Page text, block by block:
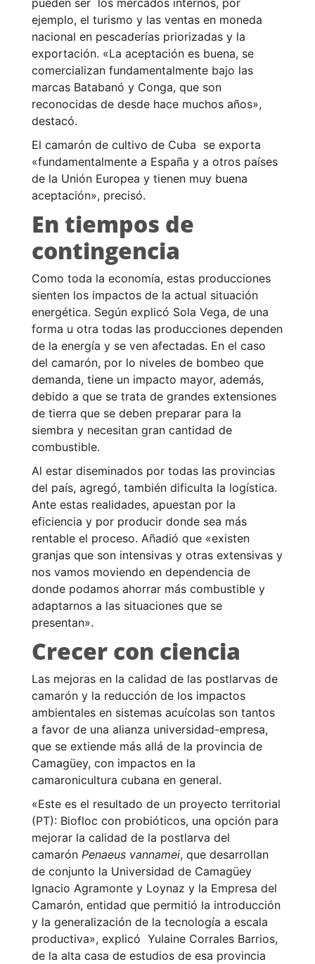
pueden ser los mercados internos, por
ejemplo, el turismo y las ventas en moneda
nacional en pescaderías priorizadas y la
exportación. «La aceptación es buena, se
comercializan fundamentalmente bajo las
marcas Batabanó y Conga, que son
reconocidas de desde hace muchos años»,
destacó.
El camarón de cultivo de Cuba se exporta
«fundamentalmente a España y a otros países
de la Unión Europea y tienen muy buena
aceptación», precisó.
En tiempos de
contingencia
Como toda la economía, estas producciones
sienten los impactos de la actual situación
energética. Según explicó Sola Vega, de una
forma u otra todas las producciones dependen
de la energía y se ven afectadas. En el caso
del camarón, por lo niveles de bombeo que
demanda, tiene un impacto mayor, además,
debido a que se trata de grandes extensiones
de tierra que se deben preparar para la
siembra y necesitan gran cantidad de
combustible.
Al estar diseminados por todas las provincias
del país, agregó, también dificulta la logística.
Ante estas realidades, apuestan por la
eficiencia y por producir donde sea más
rentable el proceso. Añadió que «existen
granjas que son intensivas y otras extensivas y
nos vamos moviendo en dependencia de
donde podamos ahorrar más combustible y
adaptarnos a las situaciones que se
presentan».
Crecer con ciencia
Las mejoras en la calidad de las postlarvas de
camarón y la reducción de los impactos
ambientales en sistemas acuícolas son tantos
a favor de una alianza universidad-empresa,
que se extiende más allá de la provincia de
Camagüey, con impactos en la
camaronicultura cubana en general.
«Este es el resultado de un proyecto territorial
(PT): Biofloc con probióticos, una opción para
mejorar la calidad de la postlarva del
camarón Penaeus vannamei, que desarrollan
de conjunto la Universidad de Camagüey
Ignacio Agramonte y Loynaz y la Empresa del
Camarón, entidad que permitió la introducción
y la generalización de la tecnología a escala
productiva», explicó Yulaine Corrales Barrios,
de la alta casa de estudios de esa provincia